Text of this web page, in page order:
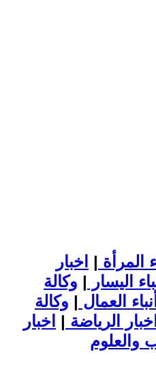
المرأة | اخبار
اليسار | وكالة
العمال | وكالة
اخبار الرياضة | اخبار